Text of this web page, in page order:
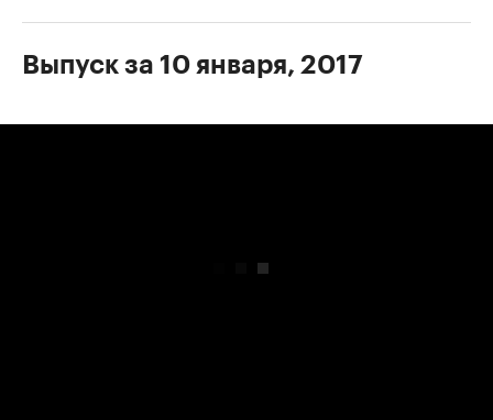
Выпуск за 10 января, 2017